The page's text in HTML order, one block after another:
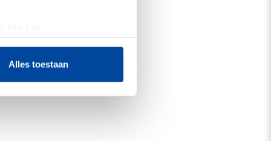
te bieden en om ons
partners voor social
die u aan ze heeft
Alles toestaan
over mijn makelaar